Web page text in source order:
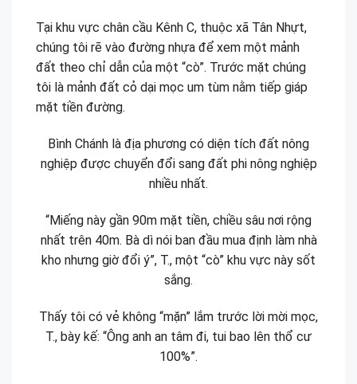
Tại khu vực chân cầu Kênh C, thuộc xã Tân Nhựt,
chúng tôi rẽ vào đường nhựa để xem một mảnh
đất theo chỉ dẫn của một “cò”. Trước mặt chúng
tôi là mảnh đất cỏ dại mọc um tùm nằm tiếp giáp
mặt tiền đường.
Bình Chánh là địa phương có diện tích đất nông
nghiệp được chuyển đổi sang đất phi nông nghiệp
nhiều nhất.
“Miếng này gần 90m mặt tiền, chiều sâu nơi rộng
nhất trên 40m. Bà dì nói ban đầu mua định làm nhà
kho nhưng giờ đổi ý”, T., một “cò” khu vực này sốt
sắng.
Thấy tôi có vẻ không “mặn” lắm trước lời mời mọc,
T., bày kế: “Ông anh an tâm đi, tui bao lên thổ cư
100%”.